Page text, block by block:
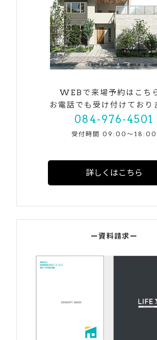
WEBで来場予約はこち
お電話でも受け付けており
084-976-4501
受付時間 09:00〜18:00
詳しくはこちら
ー資料請求ー